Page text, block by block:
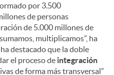
por 3.500
de personas
de 5.000 millones de
multiplicamos”, ha
destacado que la doble
el proceso de integración
de forma más transversal”